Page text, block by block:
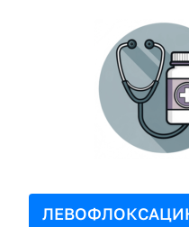
ЛЕВОФЛОКСАЦИН